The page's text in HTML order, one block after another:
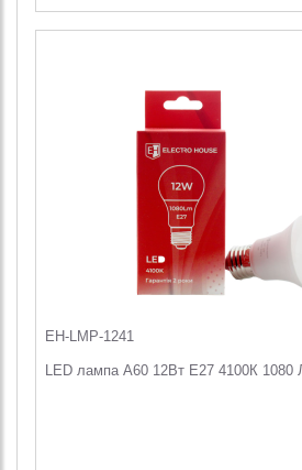
EH-LMP-1241
LED лампа A60 12Вт E27 4100К 1080